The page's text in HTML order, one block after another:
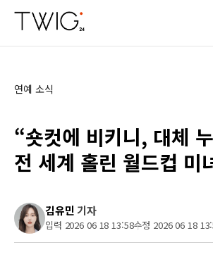
연예 소식
“숏컷에 비키니, 대체
전 세계 홀린 월드컵 미
김유민 기자
입력 2026 06 18 13:58수정 2026 06 18